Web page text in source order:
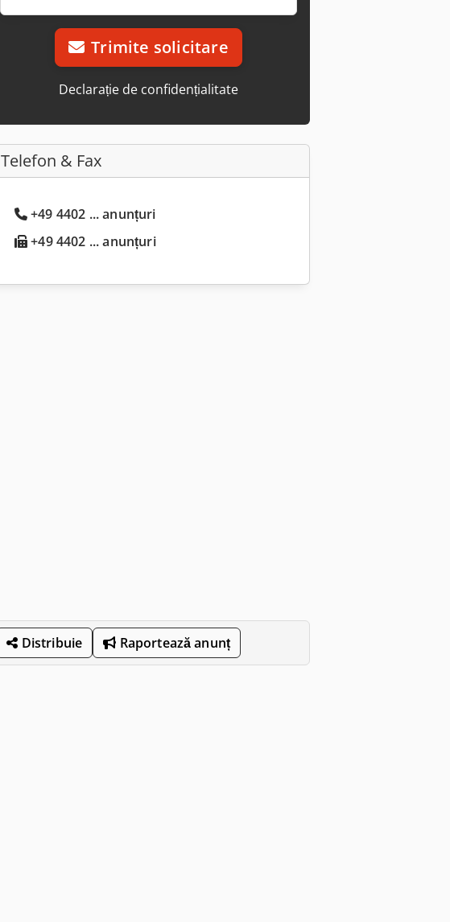
Trimite solicitare
Declarație de confidențialitate
Telefon & Fax
+49 4402 ... anunțuri
+49 4402 ... anunțuri
Distribuie Raportează anunț